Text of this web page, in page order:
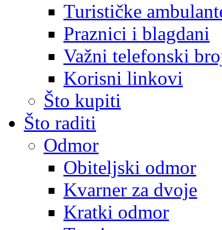
Turističke
Praznici i blagdani
Važni telefonski
Korisni linkovi
Što kupiti
Što raditi
Odmor
Obiteljski odmor
Kvarner za dvoje
Kratki odmor